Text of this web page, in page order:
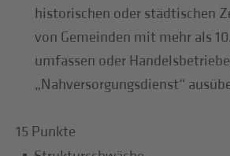
historischen oder städtischen
von Gemeinden mit mehr als
umfassen oder
„Nahversorgungsdienst“
15 Punkte